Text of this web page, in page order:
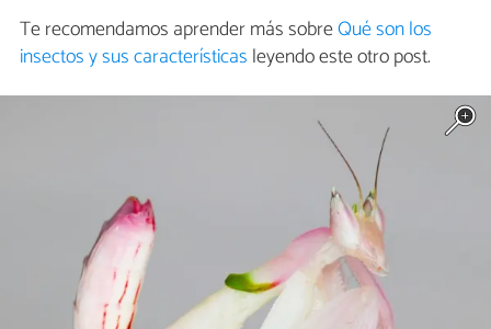
Te recomendamos aprender más sobreQué son los
insectos y sus características leyendo este otro post.